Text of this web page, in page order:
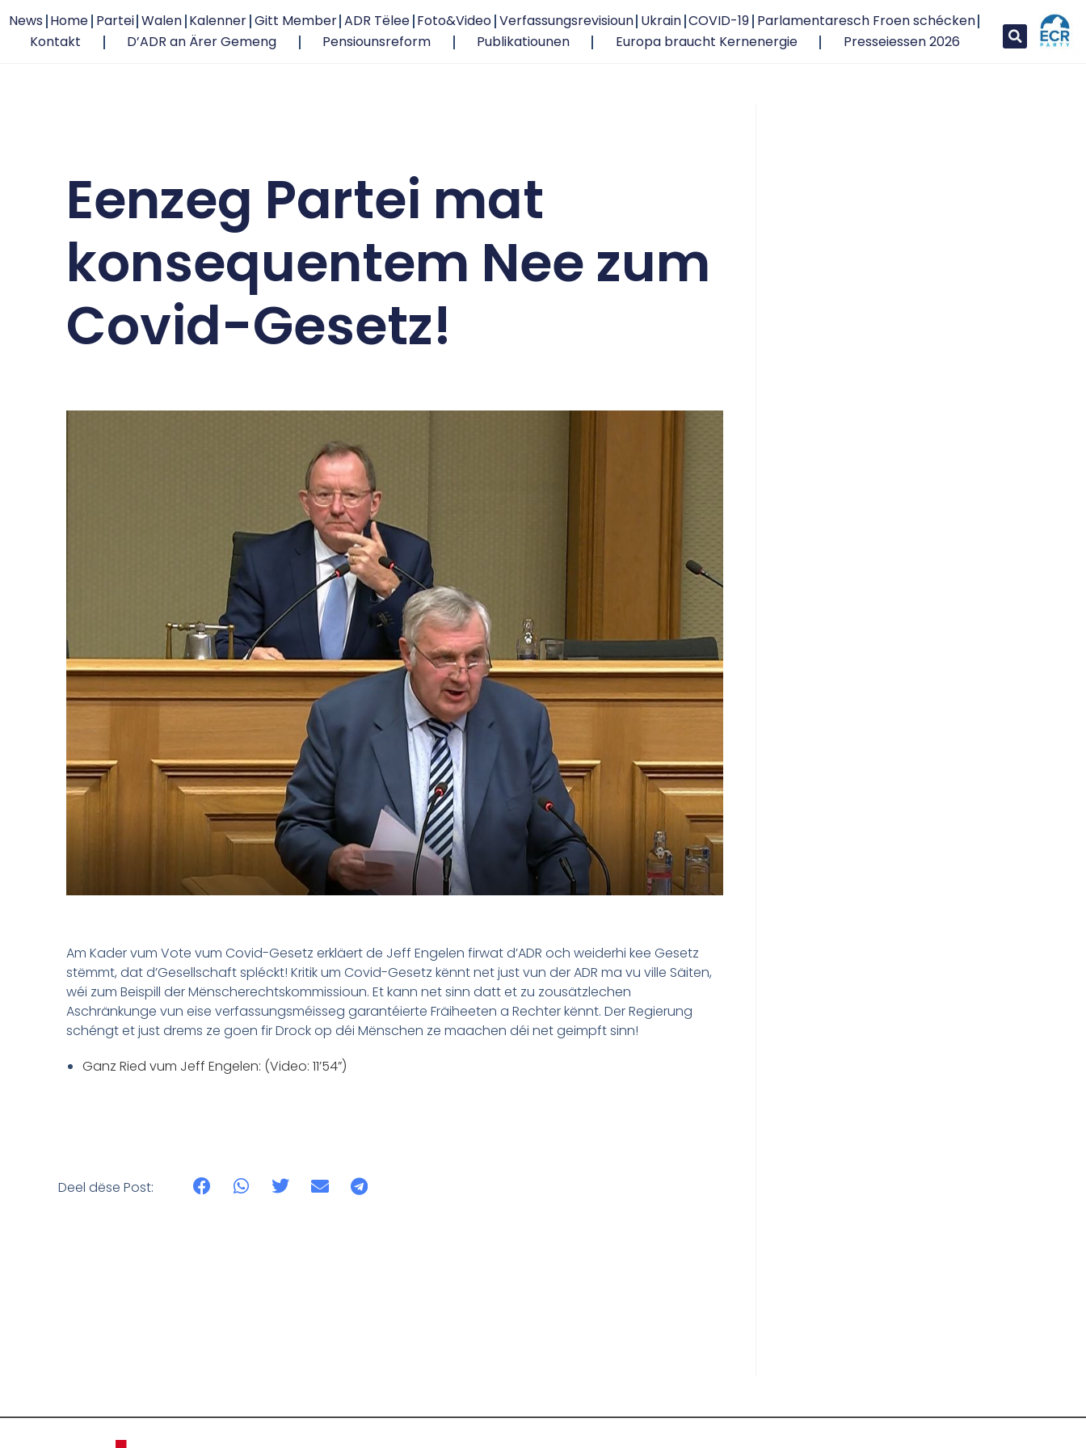
News Home Partei Walen Kalenner Gitt Member ADR Tëlee Foto&Video Verfassungsrevisioun Ukrain COVID-19 Parlamentaresch Froen schécken
Kontakt
D’ADR an Ärer Gemeng Pensiounsreform Publikatiounen Europa braucht Kernenergie Presseiessen 2026
Eenzeg Partei mat
konsequentem Nee zum
Covid-Gesetz!
Am Kader vum Vote vum Covid-Gesetz erkläert de Jeff Engelen firwat d’ADR och weiderhi kee Gesetz
stëmmt, dat d’Gesellschaft spléckt! Kritik um Covid-Gesetz kënnt net just vun der ADR ma vu ville Säiten,
wéi zum Beispill der Mënscherechtskommissioun. Et kann net sinn datt et zu zousätzlechen
Aschränkunge vun eise verfassungsméisseg garantéierte Fräiheeten a Rechter kënnt. Der Regierung
schéngt et just drems ze goen fir Drock op déi Mënschen ze maachen déi net geimpft sinn!
Ganz Ried vum Jeff Engelen: (Video: 11’54”)
Deel dëse Post: